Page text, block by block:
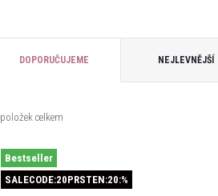
e
DOPORUČUJEME NEJLEVNĚJŠÍ
položek celkem
VBestseller
SALECODE:20PRSTEN:20:%